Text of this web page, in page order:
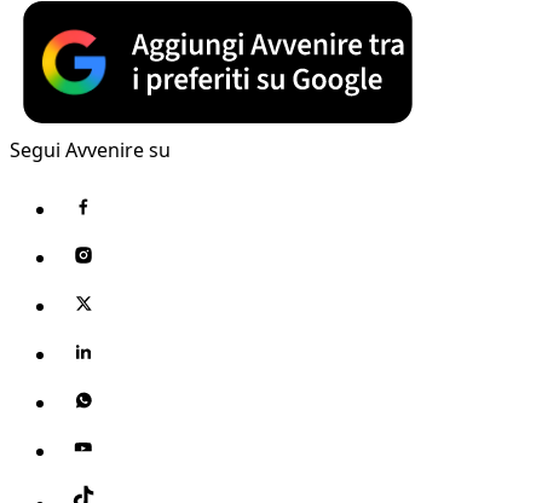
Segui Avvenire su